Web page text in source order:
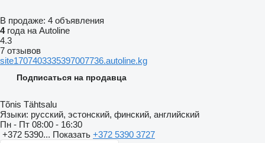
В продаже: 4 объявления
4года на Autoline
4.3
7 отзывов
site1707403335397007736.autoline.kg
Подписаться на продавца
Tõnis Tähtsalu
Языки: русский, эстонский, финский, английский
Пн - Пт 08:00 - 16:30
+372 5390... Показать +372 5390 3727